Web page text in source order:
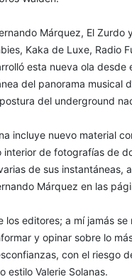
Márquez, El
Kaka de Luxe, Radio
esta nueva ola
del panorama musical
del underground
incluye nuevo material
de fotografías de
de sus instantáneas,
Márquez en las
los editores; a mí jamás
y opinar sobre lo
con el riesgo
estilo Valerie Solanas.